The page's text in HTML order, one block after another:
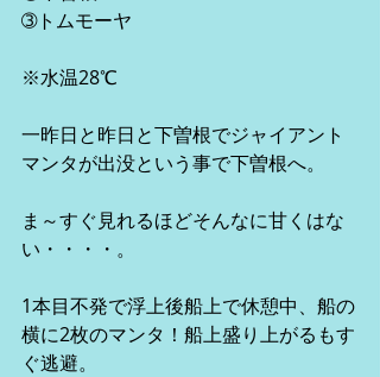
➂トムモーヤ
※水温28℃
一昨日と昨日と下曽根でジャイアント
マンタが出没という事で下曽根へ。
ま～すぐ見れるほどそんなに甘くはな
い・・・・。
1本目不発で浮上後船上で休憩中、船の
横に2枚のマンタ！船上盛り上がるもす
ぐ逃避。